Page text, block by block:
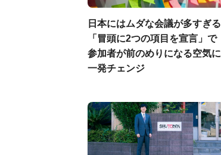
日本にはムダな会議が多すぎる
「冒頭に2つの項目を宣言」で
参加者が前のめりになる空気に
一発チェンジ